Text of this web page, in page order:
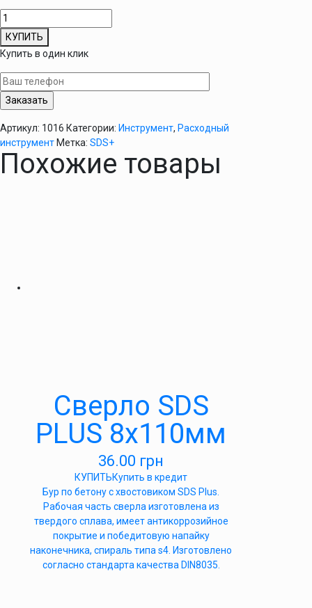
Количество
товара
Сверло
SDS
PLUS
5х160мм
КУПИТЬ
Купить в один клик
Артикул: 1016 Категории: Инструмент, Расходный
инструмент Метка: SDS+
Похожие товары
Сверло SDS
PLUS 8х110мм
36.00 грн
КУПИТЬКупить в кредит
Бур по бетону с хвостовиком SDS Plus.
Рабочая часть сверла изготовлена из
твердого сплава, имеет антикоррозийное
покрытие и победитовую напайку
наконечника, спираль типа s4. Изготовлено
согласно стандарта качества DIN8035.